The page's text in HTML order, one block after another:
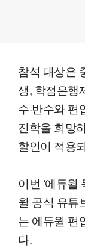
참석 대상은
생, 학점은행
수·반수와
진학을 희망
할인이 적용
이번 ‘에듀윌
윌 공식 유튜
는 에듀윌 편
다.